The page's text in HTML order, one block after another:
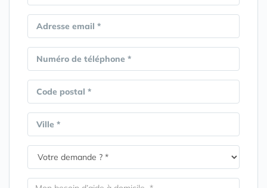
Adresse email *
Numéro de téléphone *
Code postal *
Ville *